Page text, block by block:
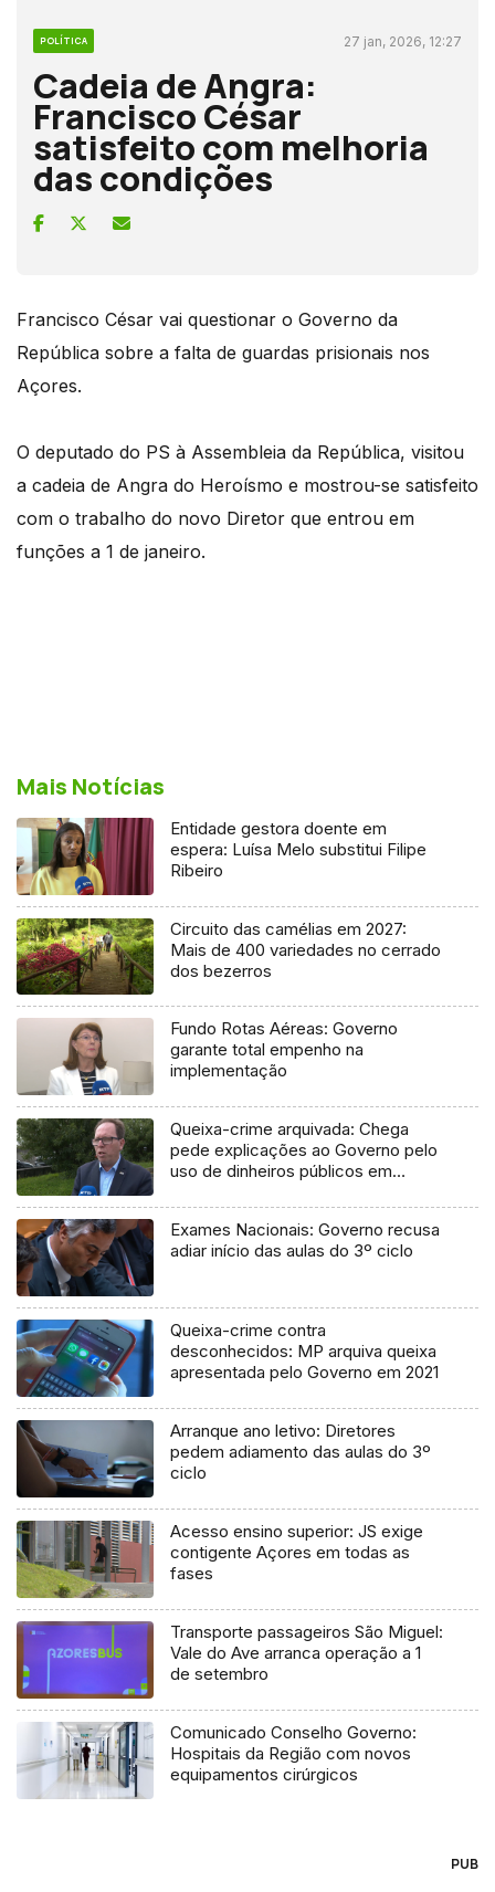
POLÍTICA 27 jan, 2026, 12:27
Cadeia de Angra:
Francisco César
satisfeito com melhoria
das condições
Francisco César vai questionar o Governo da
República sobre a falta de guardas prisionais nos
Açores.
O deputado do PS à Assembleia da República, visitou
a cadeia de Angra do Heroísmo e mostrou-se satisfeito
com o trabalho do novo Diretor que entrou em
funções a 1 de janeiro.
Mais Notícias
Entidade gestora doente em
espera: Luísa Melo substitui Filipe
Ribeiro
Circuito das camélias em 2027:
Mais de 400 variedades no cerrado
dos bezerros
Fundo Rotas Aéreas: Governo
garante total empenho na
implementação
Queixa-crime arquivada: Chega
pede explicações ao Governo pelo
uso de dinheiros públicos em
Exames Nacionais: Governo recusa
adiar início das aulas do 3º ciclo
Queixa-crime contra
desconhecidos: MP arquiva queixa
apresentada pelo Governo em 2021
Arranque ano letivo: Diretores
pedem adiamento das aulas do 3º
ciclo
Acesso ensino superior: JS exige
contigente Açores em todas as
fases
Transporte passageiros São Miguel:
Vale do Ave arranca operação a 1
de setembro
Comunicado Conselho Governo:
Hospitais da Região com novos
equipamentos cirúrgicos
PUB